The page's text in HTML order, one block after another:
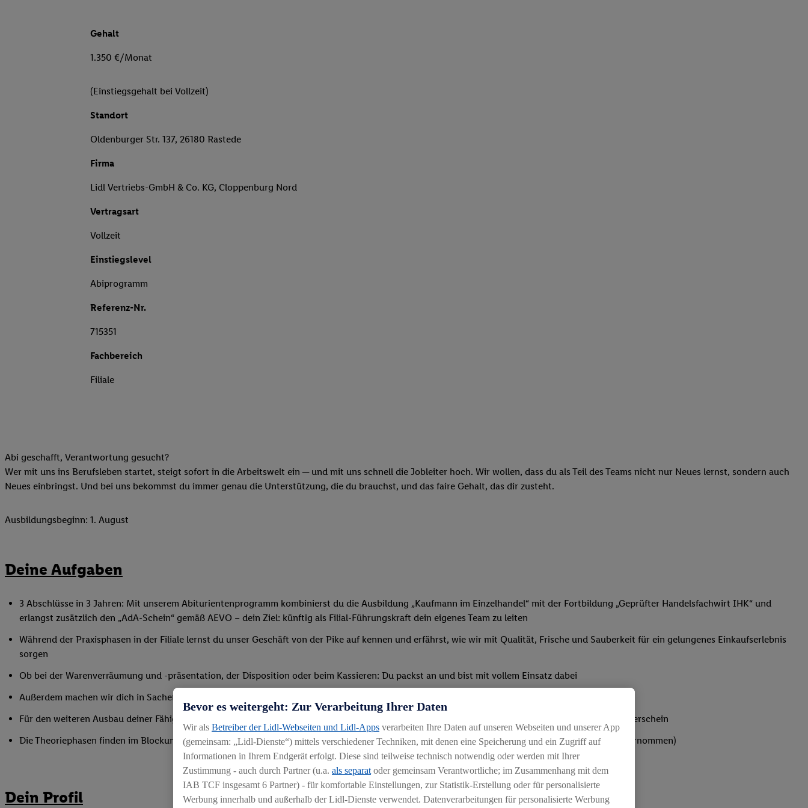
Gehalt
1.350 €/Monat
(Einstiegsgehalt bei Vollzeit)
Standort
Oldenburger Str. 137, 26180 Rastede
Firma
Lidl Vertriebs-GmbH & Co. KG, Cloppenburg Nord
Vertragsart
Vollzeit
Einstiegslevel
Abiprogramm
Referenz-Nr.
715351
Fachbereich
Filiale
Abi geschafft, Verantwortung gesucht?
Wer mit uns ins Berufsleben startet, steigt sofort in die Arbeitswelt ein ─ und mit uns schnell die Jobleiter hoch. Wir wollen, dass du als Teil des Teams nicht nur Neues lernst, sondern auch
Neues einbringst. Und bei uns bekommst du immer genau die Unterstützung, die du brauchst, und das faire Gehalt, das dir zusteht.
Ausbildungsbeginn: 1. August
Deine Aufgaben
3 Abschlüsse in 3 Jahren: Mit unserem Abiturientenprogramm kombinierst du die Ausbildung „Kaufmann im Einzelhandel“ mit der Fortbildung „Geprüfter Handelsfachwirt IHK“ und
erlangst zusätzlich den „AdA-Schein“ gemäß AEVO – dein Ziel: künftig als Filial-Führungskraft dein eigenes Team zu leiten
Während der Praxisphasen in der Filiale lernst du unser Geschäft von der Pike auf kennen und erfährst, wie wir mit Qualität, Frische und Sauberkeit für ein gelungenes Einkaufserlebnis
sorgen
Ob bei der Warenverräumung und -präsentation, der Disposition oder beim Kassieren: Du packst an und bist mit vollem Einsatz dabei
Außerdem machen wir dich in Sachen Mitarbeiterführung fit, sodass du bald deine erste eigene Schicht übernehmen kannst
Für den weiteren Ausbau deiner Fähigkeiten nimmst du an verschiedenen Schulungen und Seminaren teil – außerdem erwirbst du den IHK-Ausbilderschein
Die Theoriephasen finden im Blockunterricht an einem externen Bildungszentrum statt (etwaige Reise-/Übernachtungskosten werden von Lidl übernommen)
Dein Profil
Bevor es weitergeht: Zur Verarbeitung Ihrer Daten
Wir als Betreiber der Lidl-Webseiten und Lidl-Apps verarbeiten Ihre Daten auf unseren Webseiten und unserer App
(gemeinsam: „Lidl-Dienste“) mittels verschiedener Techniken, mit denen eine Speicherung und ein Zugriff auf
Informationen in Ihrem Endgerät erfolgt. Diese sind teilweise technisch notwendig oder werden mit Ihrer
Zustimmung - auch durch Partner (u.a. als separat oder gemeinsam Verantwortliche; im Zusammenhang mit dem
IAB TCF insgesamt 6 Partner) - für komfortable Einstellungen, zur Statistik-Erstellung oder für personalisierte
Werbung innerhalb und außerhalb der Lidl-Dienste verwendet. Datenverarbeitungen für personalisierte Werbung